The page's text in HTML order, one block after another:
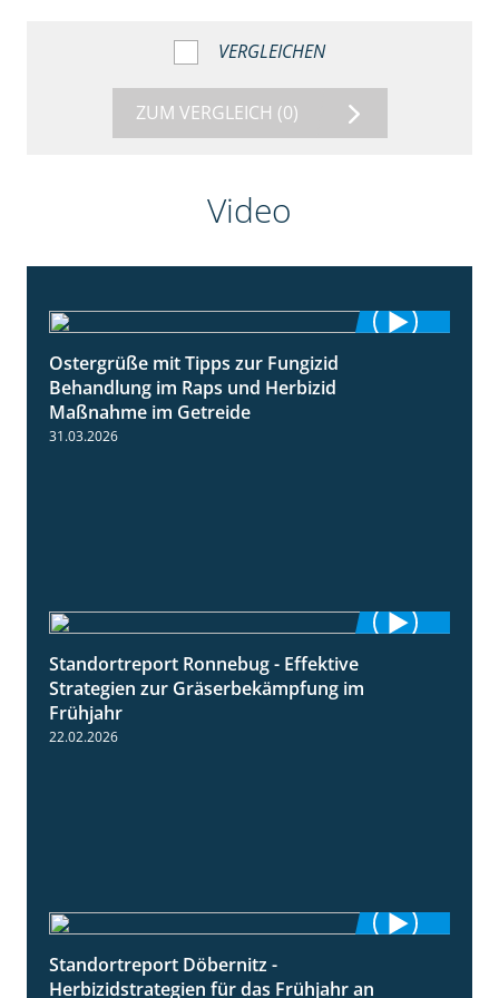
VERGLEICHEN
ZUM VERGLEICH (0)
Video
Ostergrüße mit Tipps zur Fungizid
Behandlung im Raps und Herbizid
Maßnahme im Getreide
31.03.2026
Standortreport Ronnebug - Effektive
Strategien zur Gräserbekämpfung im
Frühjahr
22.02.2026
Standortreport Döbernitz -
Herbizidstrategien für das Frühjahr an